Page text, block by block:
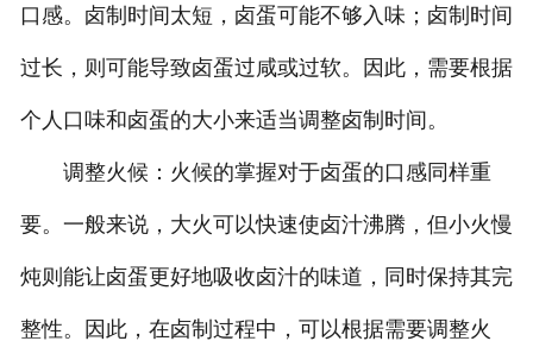
口感。卤制时间太短，卤蛋可能不够入味；卤制时间
过长，则可能导致卤蛋过咸或过软。因此，需要根据
个人口味和卤蛋的大小来适当调整卤制时间。
调整火候：火候的掌握对于卤蛋的口感同样重
要。一般来说，大火可以快速使卤汁沸腾，但小火慢
炖则能让卤蛋更好地吸收卤汁的味道，同时保持其完
整性。因此，在卤制过程中，可以根据需要调整火